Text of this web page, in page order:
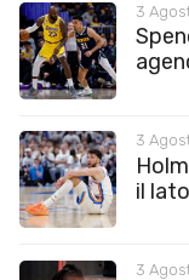
3
3
il
3